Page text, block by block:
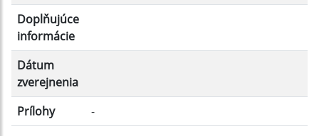
Doplňujúce
informácie
Dátum
zverejnenia
Prílohy
-